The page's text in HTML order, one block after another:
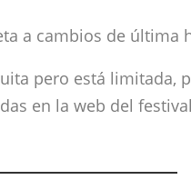
a cambios de última
pero está limitada,
en la web del